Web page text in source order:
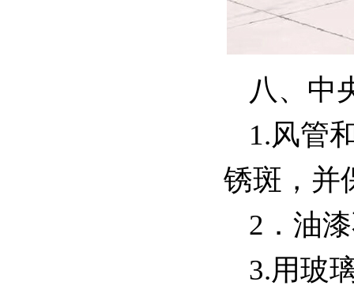
八、中
1.风管
锈斑，
2．油
3.用玻